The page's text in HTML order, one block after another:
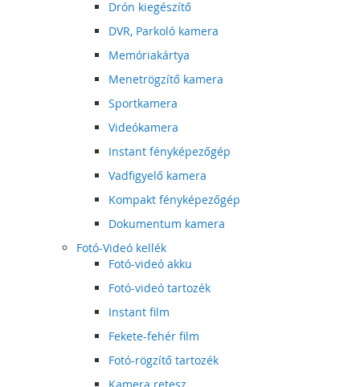
Drón kiegészítő
DVR, Parkoló kamera
Memóriakártya
Menetrögzítő kamera
Sportkamera
Videókamera
Instant fényképezőgép
Vadfigyelő kamera
Kompakt fényképezőgép
Dokumentum kamera
Fotó-Videó kellék
Fotó-videó akku
Fotó-videó tartozék
Instant film
Fekete-fehér film
Fotó-rögzítő tartozék